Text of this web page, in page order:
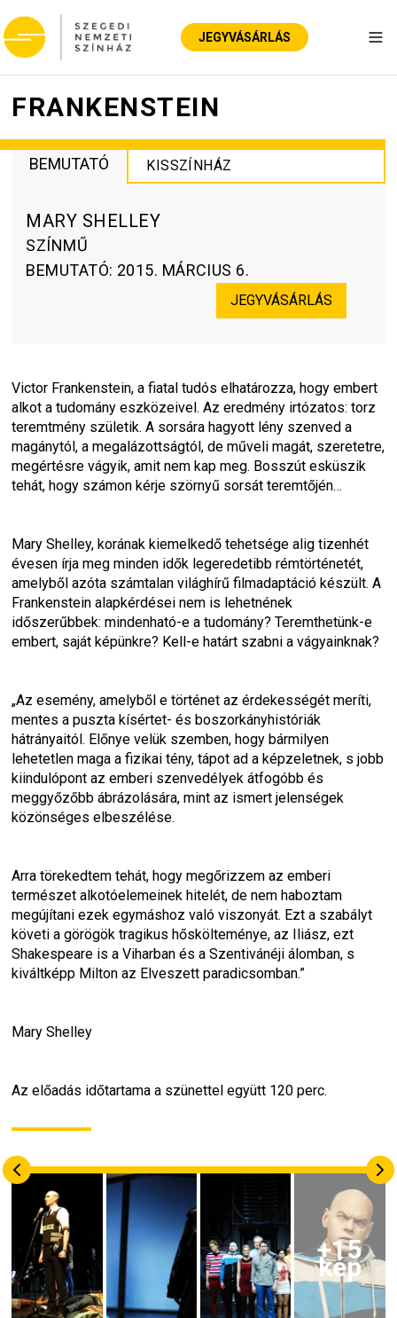
JEGYVÁSÁRLÁS
FRANKENSTEIN
BEMUTATÓ KISSZÍNHÁZ
MARY SHELLEY
SZÍNMŰ
BEMUTATÓ: 2015. MÁRCIUS 6.
JEGYVÁSÁRLÁS
Victor Frankenstein, a fiatal tudós elhatározza, hogy embert
alkot a tudomány eszközeivel. Az eredmény irtózatos: torz
teremtmény születik. A sorsára hagyott lény szenved a
magánytól, a megalázottságtól, de műveli magát, szeretetre,
megértésre vágyik, amit nem kap meg. Bosszút esküszik
tehát, hogy számon kérje szörnyű sorsát teremtőjén…
Mary Shelley, korának kiemelkedő tehetsége alig tizenhét
évesen írja meg minden idők legeredetibb rémtörténetét,
amelyből azóta számtalan világhírű filmadaptáció készült. A
Frankenstein alapkérdései nem is lehetnének
időszerűbbek: mindenható-e a tudomány? Teremthetünk-e
embert, saját képünkre? Kell-e határt szabni a vágyainknak?
„Az esemény, amelyből e történet az érdekességét meríti,
mentes a puszta kísértet- és boszorkányhistóriák
hátrányaitól. Előnye velük szemben, hogy bármilyen
lehetetlen maga a fizikai tény, tápot ad a képzeletnek, s jobb
kiindulópont az emberi szenvedélyek átfogóbb és
meggyőzőbb ábrázolására, mint az ismert jelenségek
közönséges elbeszélése.
Arra törekedtem tehát, hogy megőrizzem az emberi
természet alkotóelemeinek hitelét, de nem haboztam
megújítani ezek egymáshoz való viszonyát. Ezt a szabályt
követi a görögök tragikus hőskölteménye, az Iliász, ezt
Shakespeare is a Viharban és a Szentivánéji álomban, s
kiváltképp Milton az Elveszett paradicsomban.”
Mary Shelley
Az előadás időtartama a szünettel együtt 120 perc.
+15
kép